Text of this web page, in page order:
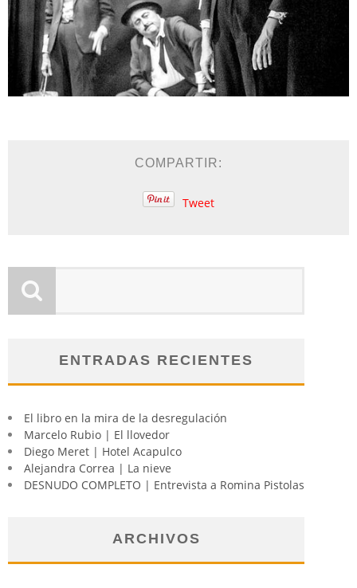
COMPARTIR:
Tweet
ENTRADAS RECIENTES
El libro en la mira de la desregulación
Marcelo Rubio | El llovedor
Diego Meret | Hotel Acapulco
Alejandra Correa | La nieve
DESNUDO COMPLETO | Entrevista a Romina Pistolas
ARCHIVOS